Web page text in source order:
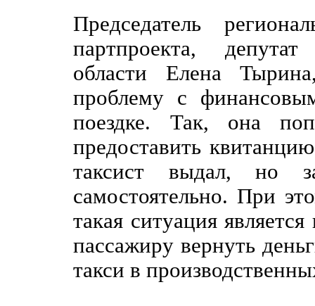
Председатель
партпроекта,
области Елена
проблему с
поездке. Так, она
предоставить
таксист выдал, но
самостоятельно. При
такая ситуация
пассажиру вернуть
такси в